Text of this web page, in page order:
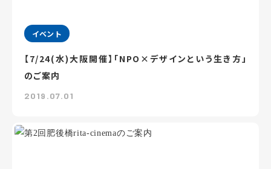
イベント
【7/24(水)大阪開催】「NPO×デザインという生き方」
のご案内
2019.07.01